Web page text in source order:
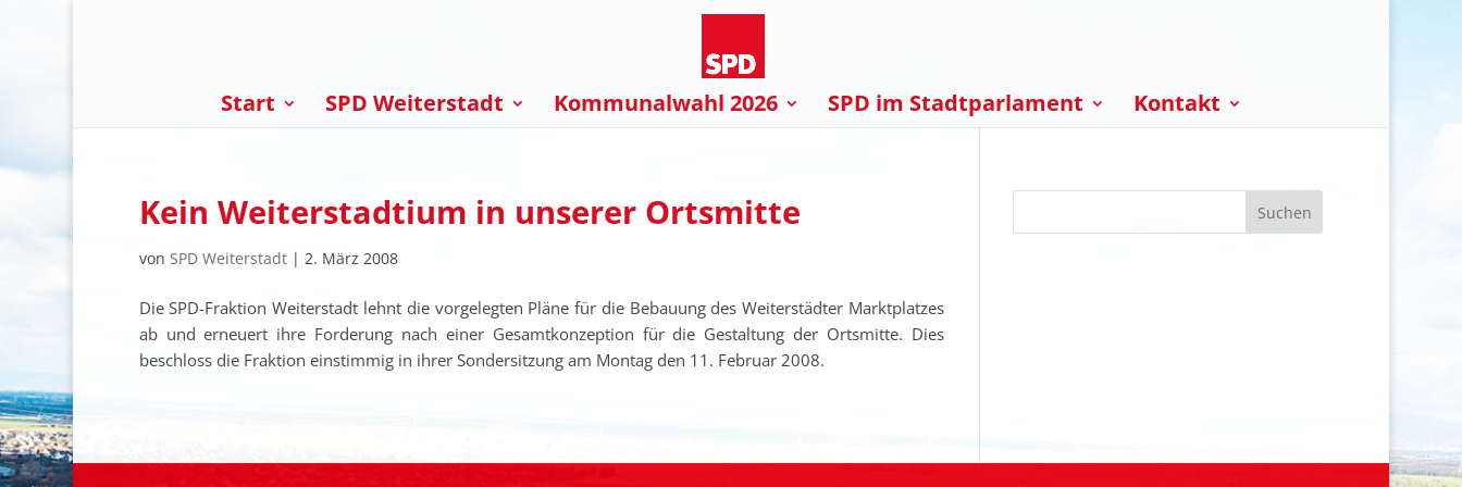
Start SPD Weiterstadt Kommunalwahl 2026 SPD im Stadtparlament Kontakt
Kein Weiterstadtium in unserer Ortsmitte
von SPD Weiterstadt| 2. März 2008
Die SPD-Fraktion Weiterstadt lehnt die vorgelegten Pläne für die Bebauung des Weiterstädter Marktplatzes
ab und erneuert ihre Forderung nach einer Gesamtkonzeption für die Gestaltung der Ortsmitte. Dies
beschloss die Fraktion einstimmig in ihrer Sondersitzung am Montag den 11. Februar 2008.